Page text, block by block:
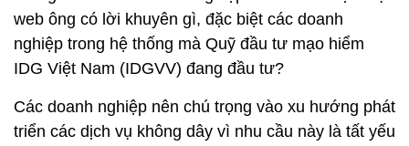
web ông có lời khuyên gì, đặc biệt các doanh
nghiệp trong hệ thống mà Quỹ đầu tư mạo hiểm
IDG Việt Nam (IDGVV) đang đầu tư?
Các doanh nghiệp nên chú trọng vào xu hướng phát
triển các dịch vụ không dây vì nhu cầu này là tất yếu